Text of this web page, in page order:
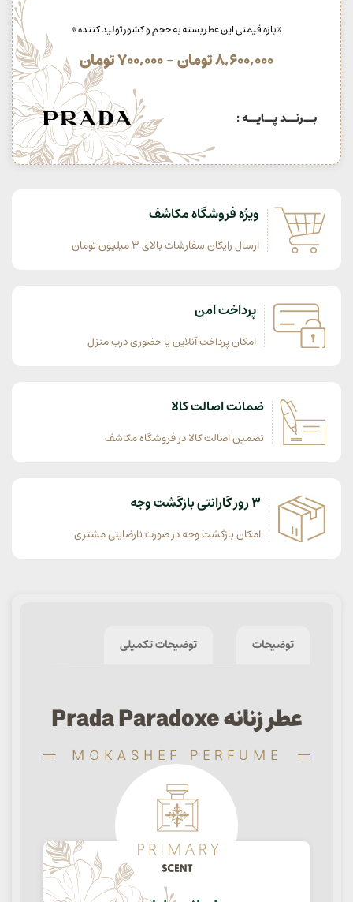
« بازه قیمتی این عطر بسته به حجم و کشور تولید کننده »
8,600,000تومان–
700,000تومان
بــرنــد پــایــه :
ویژه فروشگاه مکاشف
ارسال رایگان سفارشات بالای 3 میلیون تومان
پرداخت امن
امکان پرداخت آنلاین یا حضوری درب منزل
ضمانت اصالت کالا
تضمین اصالت کالا در فروشگاه مکاشف
3 روز گارانتی بازگشت وجه
امکان بازگشت وجه در صورت نارضایتی مشتری
توضیحات توضیحات تکمیلی
عطر زنانه Prada Paradoxe
MOKASHEF PERFUME